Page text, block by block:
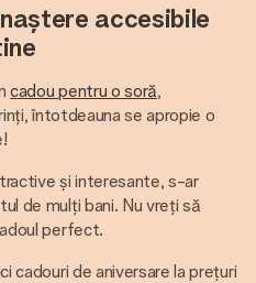
accesibile
cadou pentru o soră,
întotdeauna se apropie o
și interesante, s-ar
de mulți bani. Nu vreți să
perfect.
cadouri de aniversare la prețuri